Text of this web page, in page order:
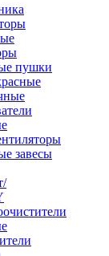
пушки
завесы